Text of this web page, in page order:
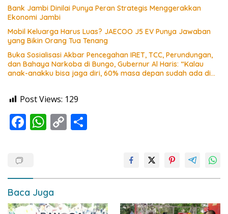
Bank Jambi Dinilai Punya Peran Strategis Menggerakkan
Ekonomi Jambi
Mobil Keluarga Harus Luas? JAECOO J5 EV Punya Jawaban
yang Bikin Orang Tua Tenang
Buka Sosialisasi Akbar Pencegahan IRET, TCC, Perundungan,
dan Bahaya Narkoba di Bungo, Gubernur Al Haris: “Kalau
anak-anakku bisa jaga diri, 60% masa depan sudah ada di
Post Views: 129
F
o
o
W
A
p
C
n
Baca Juga